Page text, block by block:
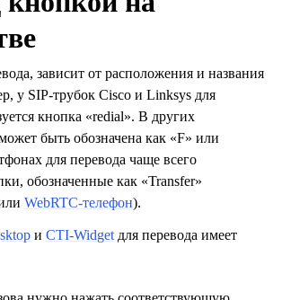
зависит от расположения и названия
у SIP-трубок Cisco и Linksys для
кнопка «redial». В других
быть обозначена как «F» или
для перевода чаще всего
обозначенные как «Transfer»
WebRTC-телефон).
и CTI-Widget для перевода имеет